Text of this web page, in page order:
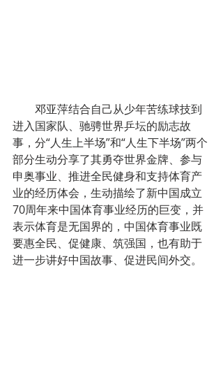
进入国家队、驰骋世界乒坛的励志故
事，分“人生上半场”和“人生下半场”两个
部分生动分享了其勇夺世界金牌、参与
申奥事业、推进全民健身和支持体育产
业的经历体会，生动描绘了新中国成立
70周年来中国体育事业经历的巨变，并
表示体育是无国界的，中国体育事业既
要惠全民、促健康、筑强国，也有助于
进一步讲好中国故事、促进民间外交。